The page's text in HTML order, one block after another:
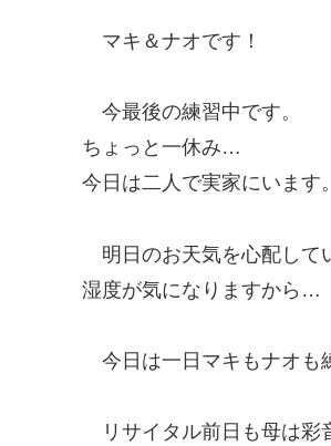
マキ＆ナオです！
今最後の練習中です。
ちょっと一休み…
今日は二人で実家にいます。
明日のお天気を心配して
湿度が気になりますから…
今日は一日マキもナオも
リサイタル前日も母は